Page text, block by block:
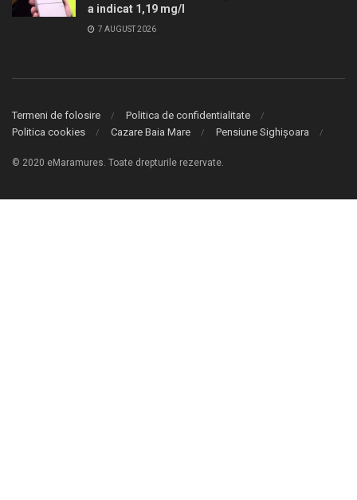
a indicat 1,19 mg/l
7 AUGUST 2026
Termeni de folosire
Politica de confidentialitate
Politica cookies
Cazare Baia Mare Pensiune Sighișoara
© 2020 eMaramures. Toate drepturile rezervate.